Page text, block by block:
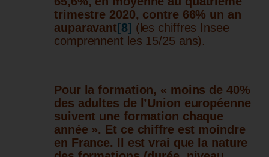
trimestre 2020, contre 66% un an
auparavant [8] (les chiffres Insee
comprennent les 15/25 ans).
Pour la formation, « moins de 40%
des adultes de l’Union européenne
suivent une formation chaque
année ». Et ce chiffre est moindre
en France. Il est vrai que la nature